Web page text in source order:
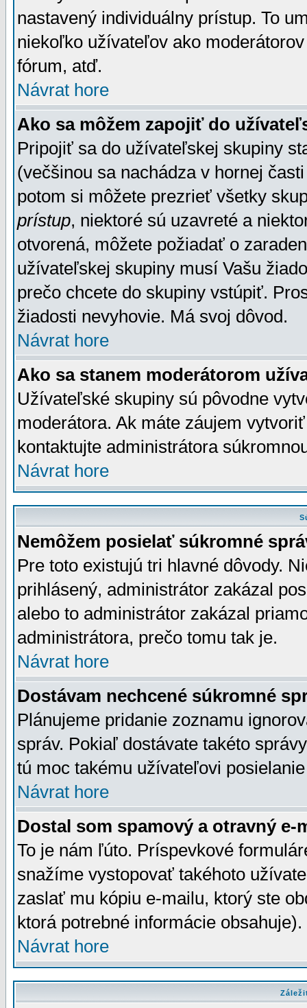
nastavený individuálny prístup. To
niekoľko užívateľov ako
fórum, atď.
Návrat hore
Ako sa môžem zapojiť do
Pripojiť sa do užívateľskej skupiny
(večšinou sa nachádza v hornej
potom si môžete prezrieť všetky
prístup, niektoré sú uzavreté a
otvorená, môžete požiadať o
užívateľskej skupiny musí Vašu
prečo chcete do skupiny vstúpiť.
žiadosti nevyhovie. Má svoj dôvod.
Návrat hore
Ako sa stanem moderátorom
Užívateľské skupiny sú pôvodne
moderátora. Ak máte záujem
kontaktujte administrátora
Návrat hore
Nemôžem posielať súkromné
Pre toto existujú tri hlavné dôvody.
prihlásený, administrátor zakázal
alebo to administrátor zakázal
administrátora, prečo tomu tak je.
Návrat hore
Dostávam nechcené súkromné
Plánujeme pridanie zoznamu
správ. Pokiaľ dostávate takéto
tú moc takému užívateľovi
Návrat hore
Dostal som spamový a otravný e-
To je nám ľúto. Príspevkové
snažíme vystopovať takéhoto
zaslať mu kópiu e-mailu, ktorý ste
ktorá potrebné informácie
Návrat hore